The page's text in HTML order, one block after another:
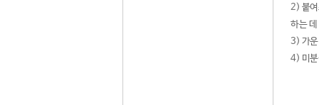
2) 붙여
하는
3) 가운
4) 미분